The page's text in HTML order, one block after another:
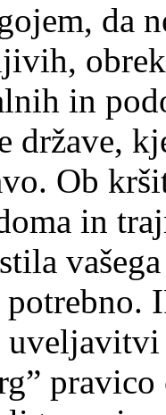
da
in
države,
Ob
in